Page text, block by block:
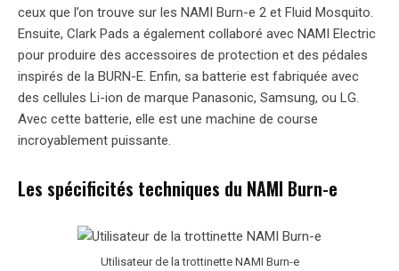
ceux que l’on trouve sur les NAMI Burn-e 2 et Fluid Mosquito.
Ensuite, Clark Pads a également collaboré avec NAMI Electric
pour produire des accessoires de protection et des pédales
inspirés de la BURN-E. Enfin, sa batterie est fabriquée avec
des cellules Li-ion de marque Panasonic, Samsung, ou LG.
Avec cette batterie, elle est une machine de course
incroyablement puissante.
Les spécificités techniques du NAMI Burn-e
Utilisateur de la trottinette NAMI Burn-e